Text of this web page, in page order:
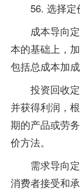
56. 选择定
成本导向定
本的基础上，
包括总成本加
投资回收定
并获得利润，
期的产品或劳
价方法。
需求导向定
消费者接受和